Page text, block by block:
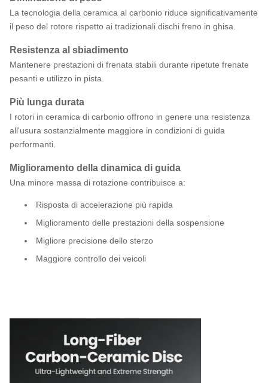
La tecnologia della ceramica al carbonio riduce significativamente
il peso del rotore rispetto ai tradizionali dischi freno in ghisa.
Resistenza al sbiadimento
Mantenere prestazioni di frenata stabili durante ripetute frenate
pesanti e utilizzo in pista.
Più lunga durata
I rotori in ceramica di carbonio offrono in genere una resistenza
all'usura sostanzialmente maggiore in condizioni di guida
performanti.
Miglioramento della dinamica di guida
Una minore massa di rotazione contribuisce a:
Risposta di accelerazione più rapida
Miglioramento delle prestazioni della sospensione
Migliore precisione dello sterzo
Maggiore controllo dei veicoli